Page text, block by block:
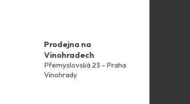
Prodejna na
Vinohradech
Přemyslovská 23 - Praha
Vinohrady